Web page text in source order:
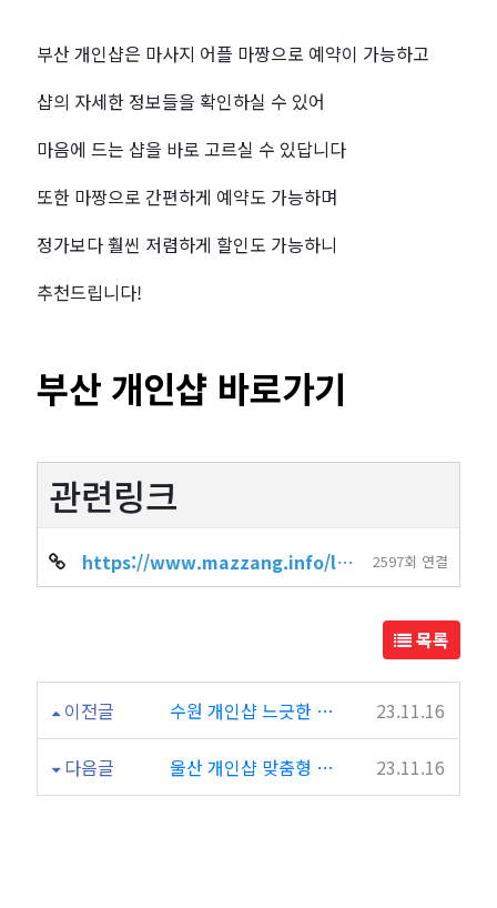
부산 개인샵은 마사지 어플 마짱으로 예약이 가능하고
샵의 자세한 정보들을 확인하실 수 있어
마음에 드는 샵을 바로 고르실 수 있답니다
또한 마짱으로 간편하게 예약도 가능하며
정가보다 훨씬 저렴하게 할인도 가능하니
추천드립니다!
부산 개인샵 바로가기
관련링크
https://www.mazzang.info/location_shop.php?sido=%EB%B6%80%EC%82%B0&gug… 2597회 연결
목록
이전글 수원 개인샵 느긋한 휴식을 위한 공간 23.11.16
다음글 울산 개인샵 맞춤형 휴식과 힐링 23.11.16